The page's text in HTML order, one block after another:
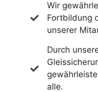
Wir
Fortbildung
unserer
Durch
alle.